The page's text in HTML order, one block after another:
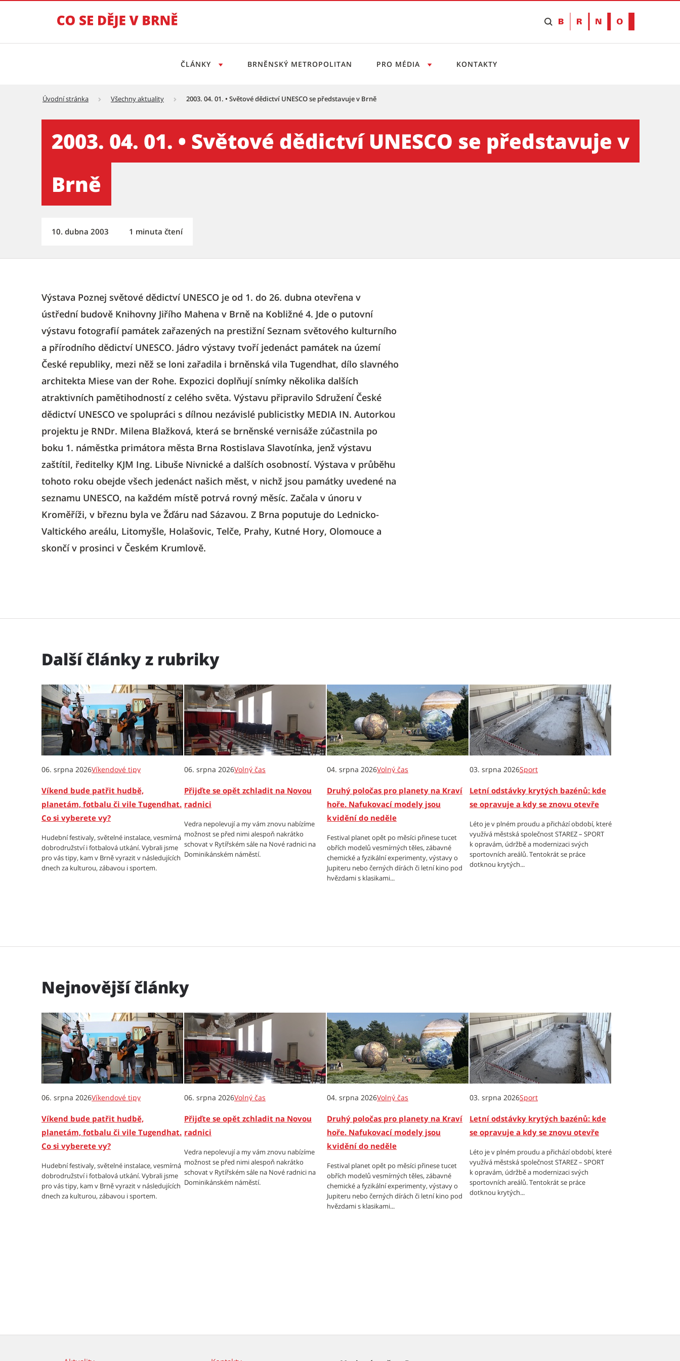
2003. 04. 01. • Světové dědictví UNESCO se představuje v Brně - Tiskový servis
ČLÁNKY BRNĚNSKÝ METROPOLITAN PRO MÉDIA KONTAKTY
Úvodní stránka Všechny aktuality 2003. 04. 01. • Světové dědictví UNESCO se představuje v Brně
2003. 04. 01. • Světové dědictví UNESCO se představuje v
Brně
10. dubna 2003 1 minuta čtení
Výstava Poznej světové dědictví UNESCO je od 1. do 26. dubna otevřena v
ústřední budově Knihovny Jiřího Mahena v Brně na Kobližné 4. Jde o putovní
výstavu fotografií památek zařazených na prestižní Seznam světového kulturního
a přírodního dědictví UNESCO. Jádro výstavy tvoří jedenáct památek na území
České republiky, mezi něž se loni zařadila i brněnská vila Tugendhat, dílo slavného
architekta Miese van der Rohe. Expozici doplňují snímky několika dalších
atraktivních pamětihodností z celého světa. Výstavu připravilo Sdružení České
dědictví UNESCO ve spolupráci s dílnou nezávislé publicistky MEDIA IN. Autorkou
projektu je RNDr. Milena Blažková, která se brněnské vernisáže zúčastnila po
boku 1. náměstka primátora města Brna Rostislava Slavotínka, jenž výstavu
zaštítil, ředitelky KJM Ing. Libuše Nivnické a dalších osobností. Výstava v průběhu
tohoto roku obejde všech jedenáct našich měst, v nichž jsou památky uvedené na
seznamu UNESCO, na každém místě potrvá rovný měsíc. Začala v únoru v
Kroměříži, v březnu byla ve Žďáru nad Sázavou. Z Brna poputuje do Lednicko-
Valtického areálu, Litomyšle, Holašovic, Telče, Prahy, Kutné Hory, Olomouce a
skončí v prosinci v Českém Krumlově.
Další články z rubriky
06. srpna 2026Víkendové tipy
Víkend bude patřit hudbě,
planetám, fotbalu či vile Tugendhat.
Co si vyberete vy?
Hudební festivaly, světelné instalace, vesmírná
dobrodružství i fotbalová utkání. Vybrali jsme
pro vás tipy, kam v Brně vyrazit v následujících
dnech za kulturou, zábavou i sportem.
06. srpna 2026Volný čas
Přijďte se opět zchladit na Novou
radnici
Vedra nepolevují a my vám znovu nabízíme
možnost se před nimi alespoň nakrátko
schovat v Rytířském sále na Nové radnici na
Dominikánském náměstí.
04. srpna 2026Volný čas
Druhý poločas pro planety na Kraví
hoře. Nafukovací modely jsou
k vidění do neděle
Festival planet opět po měsíci přinese tucet
obřích modelů vesmírných těles, zábavné
chemické a fyzikální experimenty, výstavy o
Jupiteru nebo černých dírách či letní kino pod
hvězdami s klasikami...
03. srpna 2026Sport
Letní odstávky krytých bazénů: kde
se opravuje a kdy se znovu otevře
Léto je v plném proudu a přichází období, které
využívá městská společnost STAREZ – SPORT
k opravám, údržbě a modernizaci svých
sportovních areálů. Tentokrát se práce
dotknou krytých...
Nejnovější články
06. srpna 2026Víkendové tipy
Víkend bude patřit hudbě,
planetám, fotbalu či vile Tugendhat.
Co si vyberete vy?
Hudební festivaly, světelné instalace, vesmírná
dobrodružství i fotbalová utkání. Vybrali jsme
pro vás tipy, kam v Brně vyrazit v následujících
dnech za kulturou, zábavou i sportem.
06. srpna 2026Volný čas
Přijďte se opět zchladit na Novou
radnici
Vedra nepolevují a my vám znovu nabízíme
možnost se před nimi alespoň nakrátko
schovat v Rytířském sále na Nové radnici na
Dominikánském náměstí.
04. srpna 2026Volný čas
Druhý poločas pro planety na Kraví
hoře. Nafukovací modely jsou
k vidění do neděle
Festival planet opět po měsíci přinese tucet
obřích modelů vesmírných těles, zábavné
chemické a fyzikální experimenty, výstavy o
Jupiteru nebo černých dírách či letní kino pod
hvězdami s klasikami...
03. srpna 2026Sport
Letní odstávky krytých bazénů: kde
se opravuje a kdy se znovu otevře
Léto je v plném proudu a přichází období, které
využívá městská společnost STAREZ – SPORT
k opravám, údržbě a modernizaci svých
sportovních areálů. Tentokrát se práce
dotknou krytých...